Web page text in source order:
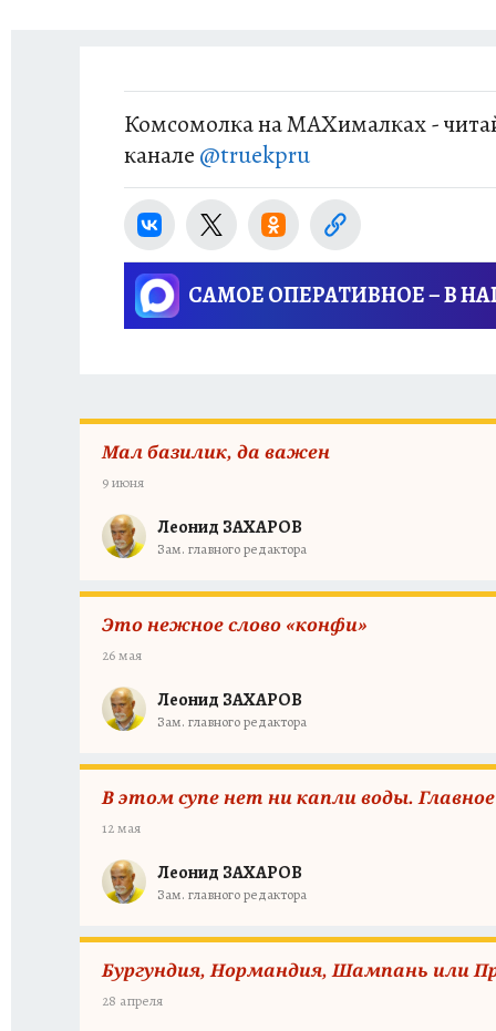
по несколько
альтернатива».
Комсомолка на MAXималках -
канале @truekpru
САМОЕ ОПЕРАТИВНОЕ – В
Мал базилик, да важен
9 июня
Леонид ЗАХАРОВ
Зам. главного редактора
Это нежное слово «конфи»
26 мая
Леонид ЗАХАРОВ
Зам. главного редактора
В этом супе нет ни капли воды.
12 мая
Леонид ЗАХАРОВ
Зам. главного редактора
Бургундия, Нормандия, Шампань или
28 апреля